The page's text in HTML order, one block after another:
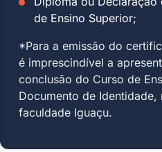
de Ensino Superior;
*Para a emissão do
é imprescindível a
conclusão do Curso de
Documento de
faculdade Iguaçu.